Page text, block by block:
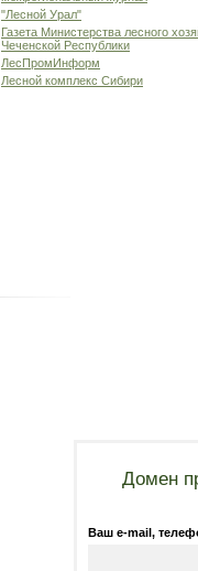
"Лесной Урал"
Газета Министерства лесного
Чеченской Республики
ЛесПромИнформ
Лесной комплекс Сибири
Домен
Ваш e-mail,